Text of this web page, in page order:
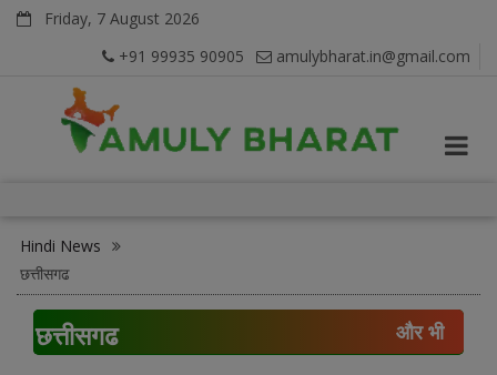
Friday, 7 August 2026
+91 99935 90905
amulybharat.in@gmail.com
Hindi News
छत्तीसगढ
छत्तीसगढ और भी